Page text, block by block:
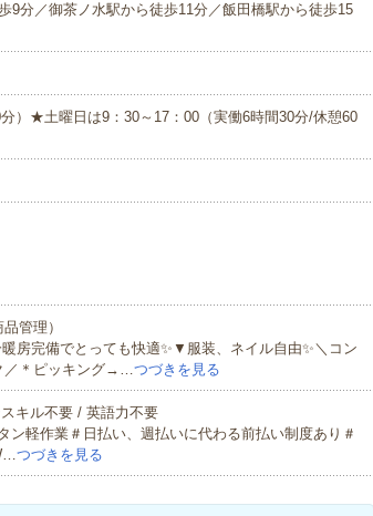
9分／御茶ノ水駅から徒歩11分／飯田橋駅から徒歩15
）★土曜日は9：30～17：00（実働6時間30分/休憩60
管理）
房完備でとっても快適✨▼服装、ネイル自由✨＼コン
／＊ピッキング→…つづきを見る
キル不要 / 英語力不要
ン軽作業＃日払い、週払いに代わる前払い制度あり＃
つづきを見る